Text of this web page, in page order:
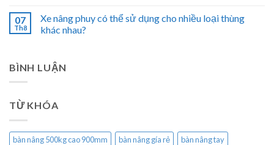
07
Th8
Xe nâng phuy có thể sử dụng cho nhiều loại thùng
khác nhau?
BÌNH LUẬN
TỪ KHÓA
bàn nâng 500kg cao 900mm bàn nâng gía rẻ
bàn nâng tay